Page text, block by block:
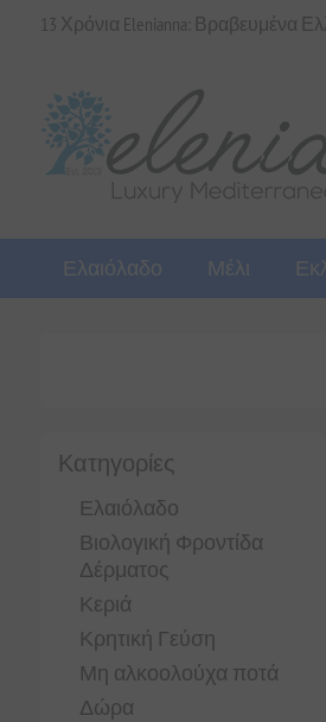
13 Χρόνια Elenianna: Βραβευμένα
Ελαιόλαδο Μέλι
Κατηγορίες
Ελαιόλαδο
Βιολογική Φροντίδα
Δέρματος
Κεριά
Κρητική Γεύση
Μη αλκοολούχα ποτά
Δώρα